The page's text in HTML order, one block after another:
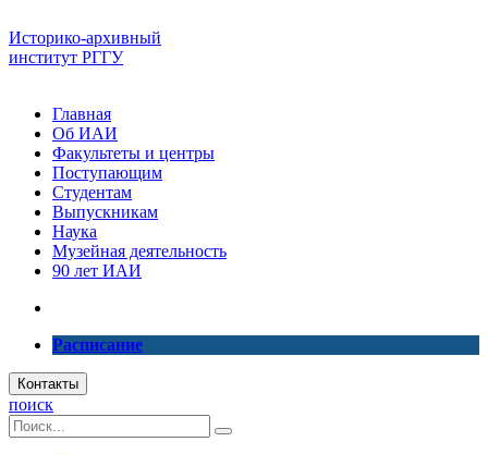
Историко-архивный
институт РГГУ
Главная
Об ИАИ
Факультеты и центры
Поступающим
Студентам
Выпускникам
Наука
Музейная деятельность
90 лет ИАИ
Расписание
Контакты
поиск